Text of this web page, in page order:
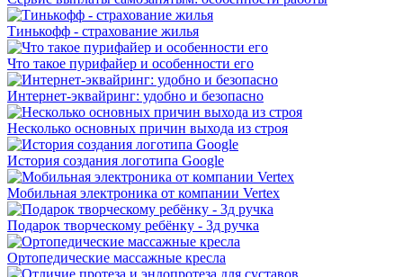
Тинькофф - страхование жилья
Что такое пурифайер и особенности его
Интернет-эквайринг: удобно и безопасно
Несколько основных причин выхода из строя
История создания логотипа Google
Мобильная электроника от компании Vertex
Подарок творческому ребёнку - 3д ручка
Ортопедические массажные кресла